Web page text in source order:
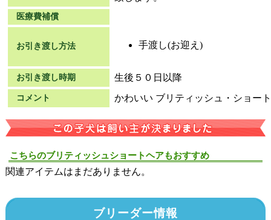
医療費補償
お引き渡し方法 手渡し(お迎え)
お引き渡し時期 生後５０日以降
コメント かわいい ブリティッシュ・ショー
こちらのブリティッシュショートヘアもおすすめ
関連アイテムはまだありません。
ブリーダー情報